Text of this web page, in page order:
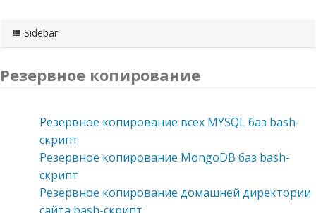
Sidebar
Резервное копирование
Резервное копирование всех MYSQL баз bash-
скрипт
Резервное копирование MongoDB баз bash-
скрипт
Резервное копирование домашней директории